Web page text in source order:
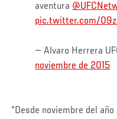
aventura
pic.twitter.com/
— Alvaro Herrera
noviembre de 2015
“Desde noviembre del